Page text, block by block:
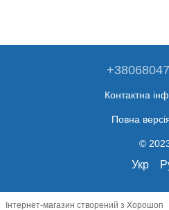
Контактна
Повна
©
Укр
Інтернет-магазин створений з Хорошоп